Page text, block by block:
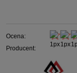
Ocena:
Producent: